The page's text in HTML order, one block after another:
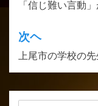
ナ
ビ
ゲ
ー
シ
「信じ難い言動
次ヘ
上尾市の学校の